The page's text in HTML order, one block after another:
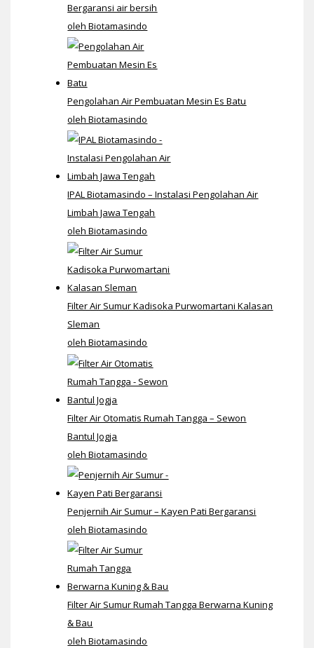
Bergaransi air bersih
oleh Biotamasindo
Pengolahan Air Pembuatan Mesin Es Batu
oleh Biotamasindo
IPAL Biotamasindo – Instalasi Pengolahan Air
Limbah Jawa Tengah
oleh Biotamasindo
Filter Air Sumur Kadisoka Purwomartani Kalasan
Sleman
oleh Biotamasindo
Filter Air Otomatis Rumah Tangga – Sewon
Bantul Jogja
oleh Biotamasindo
Penjernih Air Sumur – Kayen Pati Bergaransi
oleh Biotamasindo
Filter Air Sumur Rumah Tangga Berwarna Kuning
& Bau
oleh Biotamasindo